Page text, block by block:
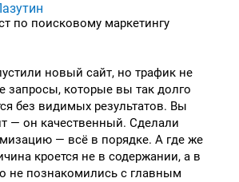
по поисковому маркетингу
новый сайт, но трафик не
запросы, которые вы так долго
без видимых результатов. Вы
— он качественный. Сделали
— всё в порядке. А где же
кроется не в содержании, а в
не познакомились с главным